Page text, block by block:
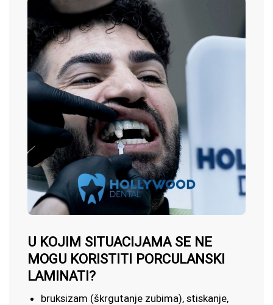
U KOJIM SITUACIJAMA SE NE
MOGU KORISTITI PORCULANSKI
LAMINATI?
bruksizam (škrgutanje zubima), stiskanje,